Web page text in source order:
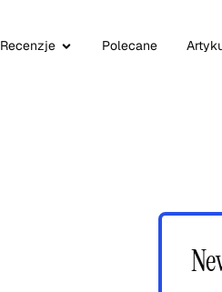
Recenzje Polecane